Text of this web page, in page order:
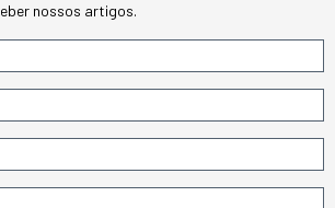
nossos artigos.